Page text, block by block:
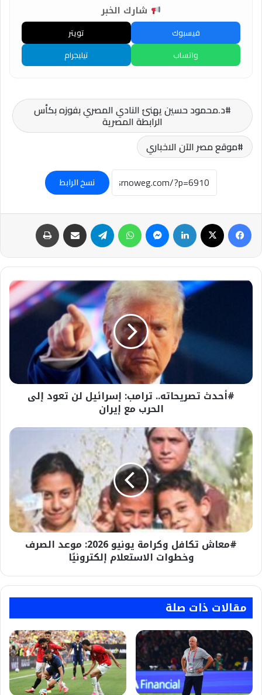
شارك الخبر
فيسبوك
تويتر
واتساب
تيليجرام
د.محمود حسين يهنئ النادي المصري بفوزه بكأس
الرابطة المصرية
موقع مصر الآن الاخباري
نسخ الرابط
فيسبوك لينكدإن ماسنجر واتساب تيلقرام مشاركة عبر البريد
#أحدث
مع
#أحدث تصريحاته.. ترامب: إسرائيل لن تعود إلى
الحرب مع إيران
#معاش
تكافل
وكرامة
يونيو
2026:
موعد
الصرف
وخطوات
الاستعلام
إلكترونيًا
#معاش تكافل وكرامة يونيو 2026: موعد الصرف
وخطوات الاستعلام إلكترونيًا
مقالات ذات صلة